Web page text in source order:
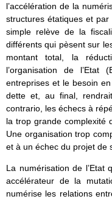
l’accélération de la
structures étatiques et par
simple relève de la
différents qui pèsent sur
montant total, la
l’organisation de l’Etat
entreprises et le besoin
dette et, au final,
contrario, les échecs à
la trop grande complexité
Une organisation trop
et à un échec du projet de
La numérisation de l’Etat
accélérateur de la
numérise les relations